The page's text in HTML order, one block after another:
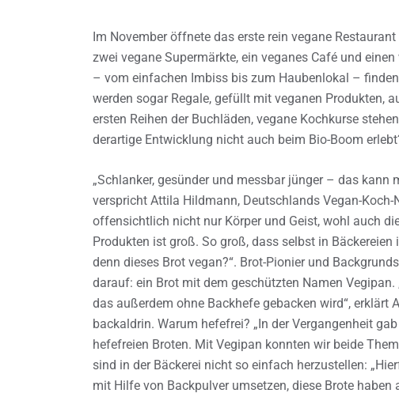
Im November öffnete das erste rein vegane
zwei vegane Supermärkte, ein veganes Café und
– vom einfachen Imbiss bis zum Haubenlokal –
werden sogar Regale, gefüllt mit veganen Produkten,
ersten Reihen der Buchläden, vegane Kochkurse
derartige Entwicklung nicht auch beim Bio-Boom
„Schlanker, gesünder und messbar jünger – das kann
verspricht Attila Hildmann, Deutschlands Vegan-
offensichtlich nicht nur Körper und Geist, wohl auch
Produkten ist groß. So groß, dass selbst in
denn dieses Brot vegan?“. Brot-Pionier und
darauf: ein Brot mit dem geschützten Namen
das außerdem ohne Backhefe gebacken wird“, erklärt
backaldrin. Warum hefefrei? „In der Vergangenheit
hefefreien Broten. Mit Vegipan konnten wir beide
sind in der Bäckerei nicht so einfach herzustellen:
mit Hilfe von Backpulver umsetzen, diese Brote